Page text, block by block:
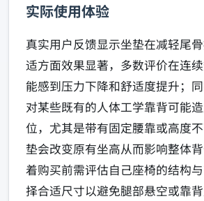
实际使用体验
真实用户反馈显示坐垫在减轻尾
适方面效果显著，多数评价在连
能感到压力下降和舒适度提升；
对某些既有的人体工学靠背可能
位，尤其是带有固定腰靠或高度
垫会改变原有坐高从而影响整体
着购买前需评估自己座椅的结构
择合适尺寸以避免腿部悬空或靠背